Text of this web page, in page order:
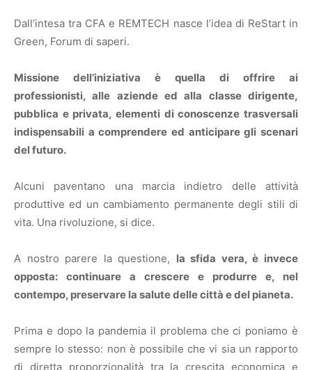
Dall’intesa tra CFA e REMTECH nasce l’idea di ReStart in
Green, Forum di saperi.
Missione dell’iniziativa è quella di offrire ai
professionisti, alle aziende ed alla classe dirigente,
pubblica e privata, elementi di conoscenze trasversali
indispensabili a comprendere ed anticipare gli scenari
del futuro.
Alcuni paventano una marcia indietro delle attività
produttive ed un cambiamento permanente degli stili di
vita. Una rivoluzione, si dice.
A nostro parere la questione, la sfida vera, è invece
opposta: continuare a crescere e produrre e, nel
contempo, preservare la salute delle città e del pianeta.
Prima e dopo la pandemia il problema che ci poniamo è
sempre lo stesso: non è possibile che vi sia un rapporto
di diretta proporzionalità tra la crescita economica e